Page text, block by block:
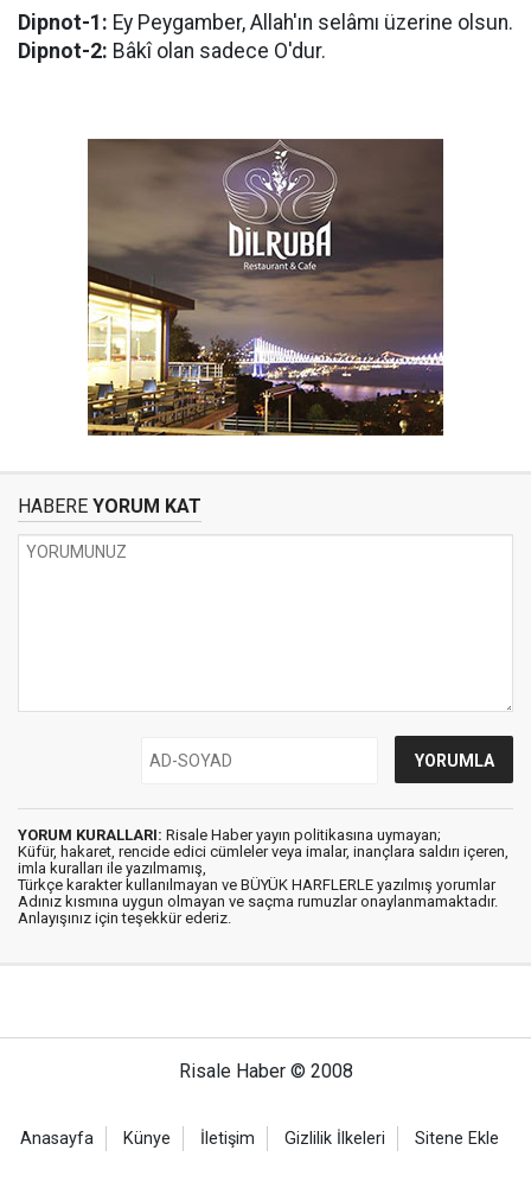
Dipnot-1: Ey Peygamber, Allah'ın selâmı üzerine olsun.
Dipnot-2: Bâkî olan sadece O'dur.
HABERE YORUM KAT
YORUM KURALLARI: Risale Haber yayın politikasına uymayan;
Küfür, hakaret, rencide edici cümleler veya imalar, inançlara saldırı içeren,
imla kuralları ile yazılmamış,
Türkçe karakter kullanılmayan ve BÜYÜK HARFLERLE yazılmış yorumlar
Adınız kısmına uygun olmayan ve saçma rumuzlar onaylanmamaktadır.
Anlayışınız için teşekkür ederiz.
Risale Haber © 2008
Anasayfa Künye İletişim Gizlilik İlkeleri Sitene Ekle